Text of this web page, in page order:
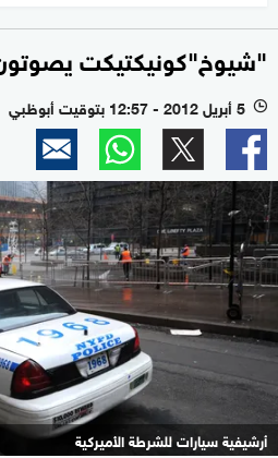
"شيوخ"كونيكتيكت يصوتون
l 5 أبريل 2012 - 12:57 بتوقيت أبوظبي
أرشيفية سيارات للشرطة الأميركية